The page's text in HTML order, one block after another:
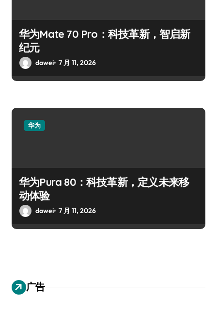
华为Mate 70 Pro：科技革新，智启新
纪元
dawei 7 月 11, 2026
华为
华为Pura 80：科技革新，定义未来移
动体验
dawei 7 月 11, 2026
广告